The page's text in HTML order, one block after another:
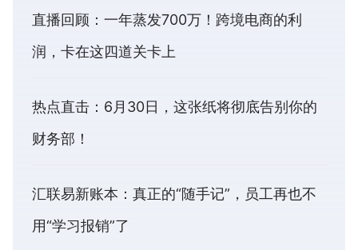
直播回顾：一年蒸发700万！跨境电商的利
润，卡在这四道关卡上
热点直击：6月30日，这张纸将彻底告别你的
财务部！
汇联易新账本：真正的“随手记”，员工再也不
用“学习报销”了